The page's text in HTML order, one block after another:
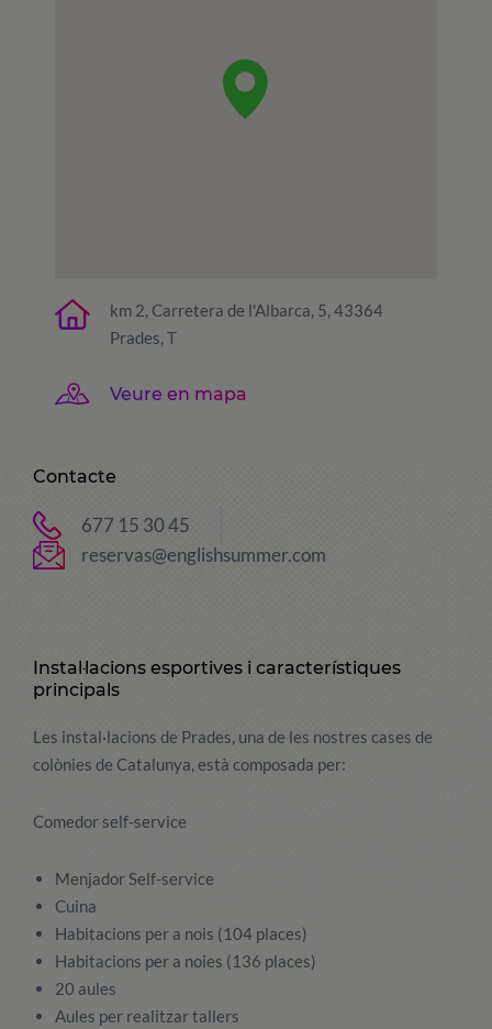
km 2, Carretera de l'Albarca, 5, 43364
Prades, T
Veure en mapa
Contacte
677 15 30 45
reservas@englishsummer.com
Instal·lacions esportives i característiques
principals
Les instal·lacions de Prades, una de les nostres cases de
colònies de Catalunya, està composada per:
Comedor self-service
Menjador Self-service
Cuina
Habitacions per a nois (104 places)
Habitacions per a noies (136 places)
20 aules
Aules per realitzar tallers